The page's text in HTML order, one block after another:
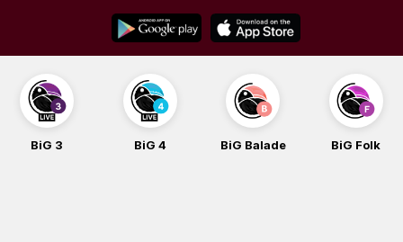
content
BiG 3 BiG 4 BiG Balade BiG Folk